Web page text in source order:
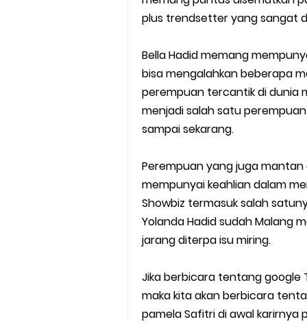
plus trendsetter yang sangat
Bella Hadid memang
bisa mengalahkan beberapa
perempuan tercantik di dunia
menjadi salah satu
sampai sekarang.
Perempuan yang juga
mempunyai keahlian dalam
Showbiz termasuk salah
Yolanda Hadid sudah Malang
jarang diterpa isu miring.
Jika berbicara tentang google
maka kita akan berbicara
pamela Safitri di awal